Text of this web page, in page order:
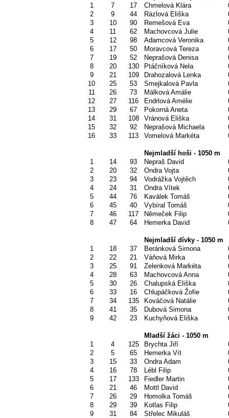
1
7 17 Chmelová Klára
2
9 44 Rázlová Eliška
3
10 90 Remešová Eva
4
11 62 Machovcová Julie
5
12 98 Adamcová Veronika
6
17 50 Moravcová Tereza
7
19 52 Neprašová Denisa
8
20 130 Ptáčníková Nela
9
21 109 Drahozalová Lenka
10
25 53 Smejkalová Pavla
11
26 73 Málková Amálie
12
27 116 Endrlová Amélie
13
29 67 Pokorná Aneta
14
31 108 Vránová Eliška
15
32 92 Neprašová Michaela
16
33 113 Vomelová Markéta
Nejmladší hoši - 1050 m
1
14 93 Nepraš David
2
20 32 Ondra Vojta
3
23 94 Vodrážka Vojtěch
4
24 31 Ondra Vítek
5
44 76 Kaválek Tomáš
6
45 40 Vybíral Tomáš
7
46 117 Němeček Filip
8
47 64 Hemerka David
Nejmladší dívky - 1050 m
1
18 37 Beránková Simona
2
22 21 Váňová Mirka
3
25 91 Zelenková Markéta
4
28 63 Machovcová Anna
5
30 26 Chalupská Eliška
6
33 16 Chlupáčková Žofie
7
34 135 Kováčová Natálie
8
41 35 Dubová Simona
9
42 23 Kuchyňová Eliška
Mladší žáci - 1050 m
1
4 125 Brychta Jiří
2
5 65 Hemerka Vít
3
15 33 Ondra Adam
4
16 78 Lébl Filip
5
17 133 Fiedler Martin
6
21 46 Mottl David
7
26 29 Homolka Tomáš
8
29 39 Kotlas Filip
9
31 84 Střelec Mikuláš